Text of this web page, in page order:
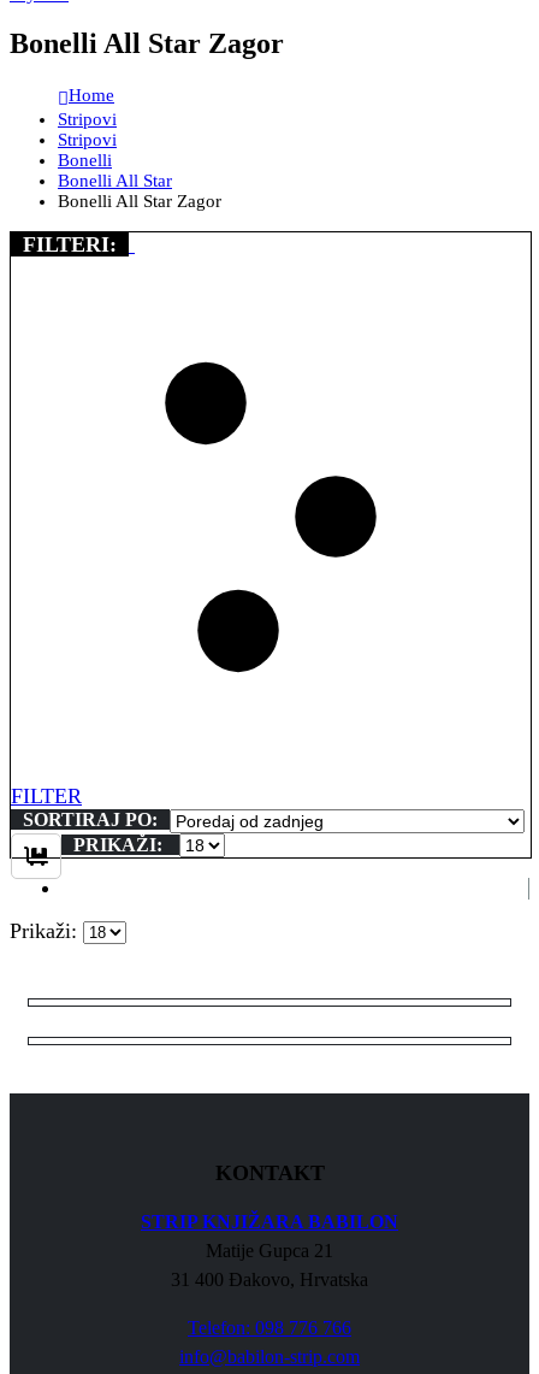
Bonelli All Star Zagor
Home
Stripovi
Stripovi
Bonelli
Bonelli All Star
Bonelli All Star Zagor
FILTERI:
FILTER
SORTIRAJ PO:
PRIKAŽI:
Prikaži:
KONTAKT
STRIP KNJIŽARA BABILON
Matije Gupca 21
31 400 Đakovo, Hrvatska
Telefon: 098 776 766
info@babilon-strip.com